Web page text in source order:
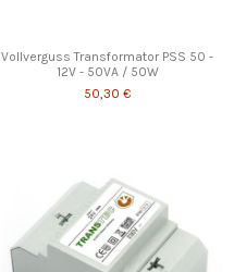
Vollverguss Transformator PSS 50 -
12V - 50VA / 50W
50,30 €